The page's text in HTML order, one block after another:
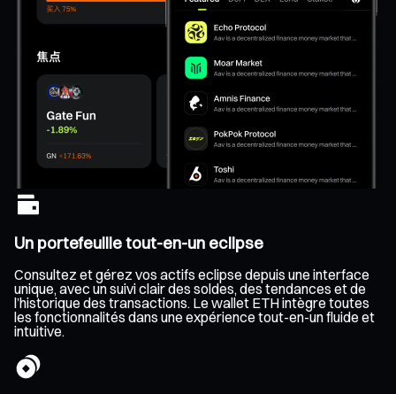
Un portefeuille tout-en-un eclipse
Consultez et gérez vos actifs eclipse depuis une interface
unique, avec un suivi clair des soldes, des tendances et de
l’historique des transactions. Le wallet ETH intègre toutes
les fonctionnalités dans une expérience tout-en-un fluide et
intuitive.